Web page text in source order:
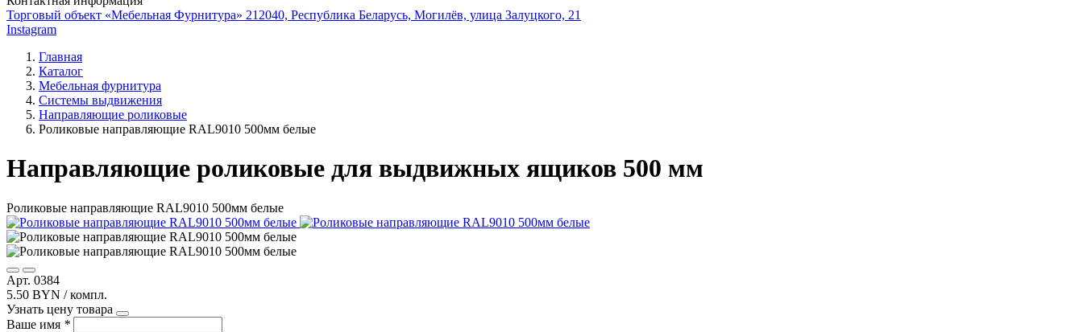
Торговый объект «Мебельная Фурнитура» 212040, Республика Беларусь, Могилёв, улица Залуцкого, 21
Instagram
Главная
Каталог
Мебельная фурнитура
Системы выдвижения
Направляющие роликовые
Роликовые направляющие RAL9010 500мм белые
Направляющие роликовые для выдвижных ящиков 500 мм
Роликовые направляющие RAL9010 500мм белые
Арт. 0384
5.50 BYN / компл.
Узнать цену товара
Ваше имя *